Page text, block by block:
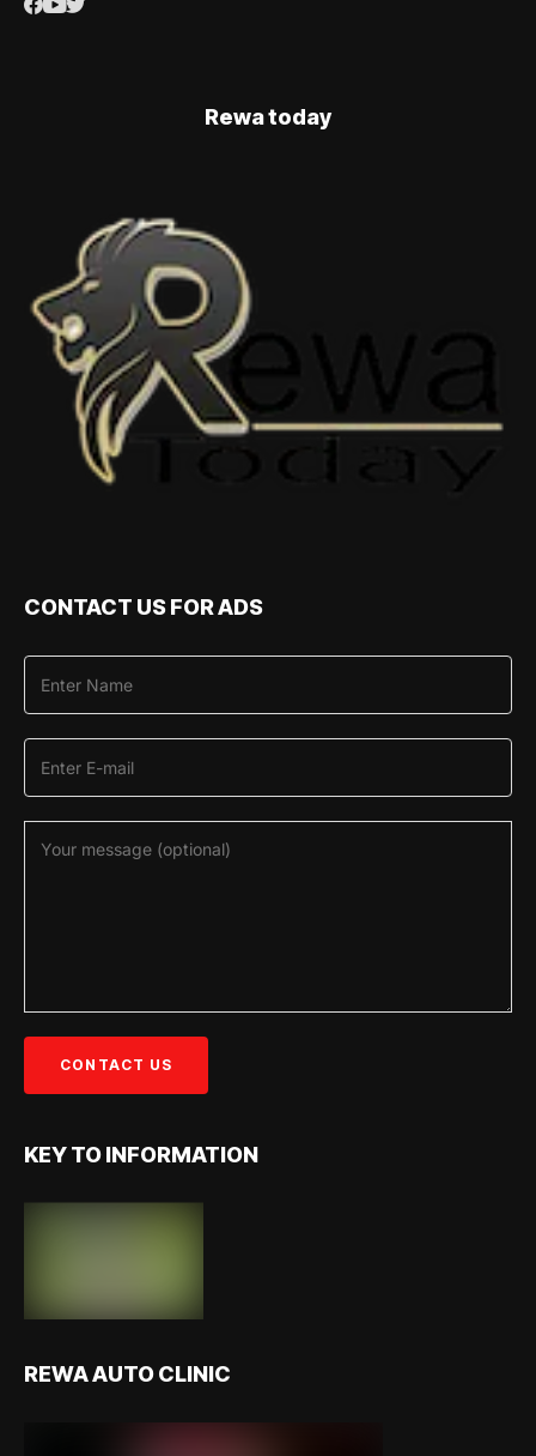
Rewa today
CONTACT US FOR ADS
KEY TO INFORMATION
REWA AUTO CLINIC